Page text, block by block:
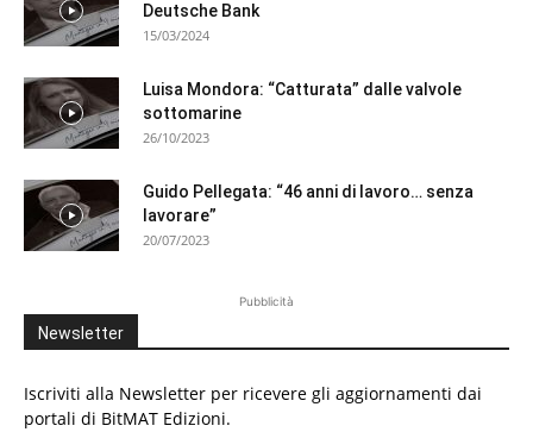
Deutsche Bank
15/03/2024
Luisa Mondora: “Catturata” dalle valvole
sottomarine
26/10/2023
Guido Pellegata: “46 anni di lavoro… senza
lavorare”
20/07/2023
Pubblicità
Newsletter
Iscriviti alla Newsletter per ricevere gli aggiornamenti dai
portali di BitMAT Edizioni.